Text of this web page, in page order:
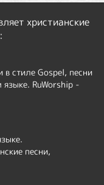
христианские
в стиле Gospel, песни
языке. RuWorship -
песни,